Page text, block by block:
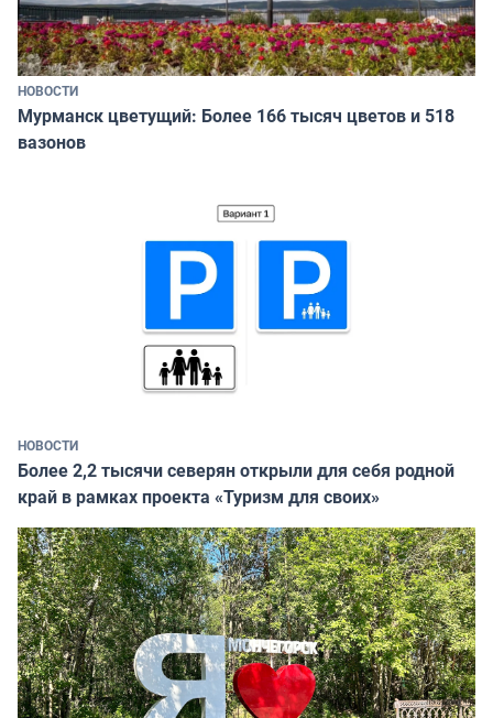
НОВОСТИ
Мурманск цветущий: Более 166 тысяч цветов и 518
вазонов
НОВОСТИ
Более 2,2 тысячи северян открыли для себя родной
край в рамках проекта «Туризм для своих»